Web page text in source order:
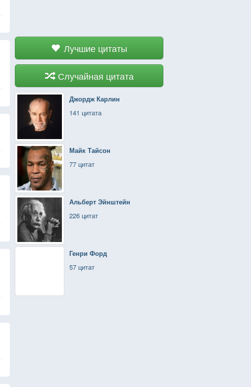
Лучшие цитаты
Случайная цитата
Джордж Карлин
141 цитата
Майк Тайсон
77 цитат
Альберт Эйнштейн
226 цитат
Генри Форд
57 цитат